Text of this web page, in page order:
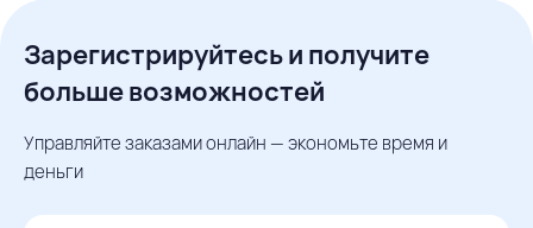
Зарегистрируйтесь и получите
больше возможностей
Управляйте заказами онлайн — экономьте время и
деньги